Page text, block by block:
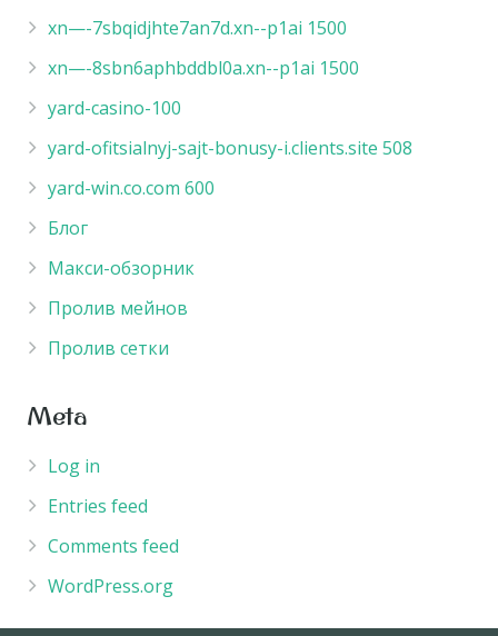
xn—-7sbqidjhte7an7d.xn--p1ai 1500
xn—-8sbn6aphbddbl0a.xn--p1ai 1500
yard-casino-100
yard-ofitsialnyj-sajt-bonusy-i.clients.site 508
yard-win.co.com 600
Блог
Макси-обзорник
Пролив мейнов
Пролив сетки
Meta
Log in
Entries feed
Comments feed
WordPress.org